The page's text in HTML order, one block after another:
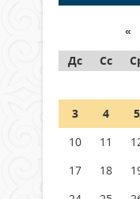
граждане
05 тамыз
Шетелде
«
Дс
Сс
3
4 5
10
11
17
18